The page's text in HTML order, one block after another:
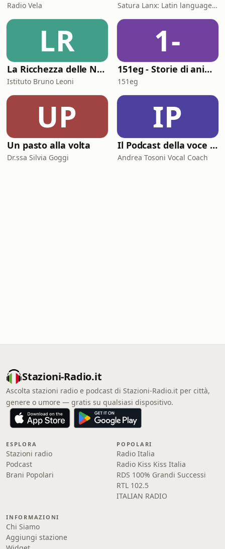
Radio Vela Satura Lanx: Latin language and literature for beginners.
LR
La Ricchezza delle Nazioni
Istituto Bruno Leoni
1-
151eg - Storie di animazione
151eg
UP
Un pasto alla volta
Dr.ssa Silvia Goggi
IP
Il Podcast della voce e del canto
Andrea Tosoni Vocal Coach
Stazioni-Radio.it
Ascolta stazioni radio e podcast di Stazioni-Radio.it per città,
genere o umore — gratis su qualsiasi dispositivo.
ESPLORA
Stazioni radio
Podcast
Brani Popolari
POPOLARI
Radio Italia
Radio Kiss Kiss Italia
RDS 100% Grandi Successi
RTL 102.5
ITALIAN RADIO
INFORMAZIONI
Chi Siamo
Aggiungi stazione